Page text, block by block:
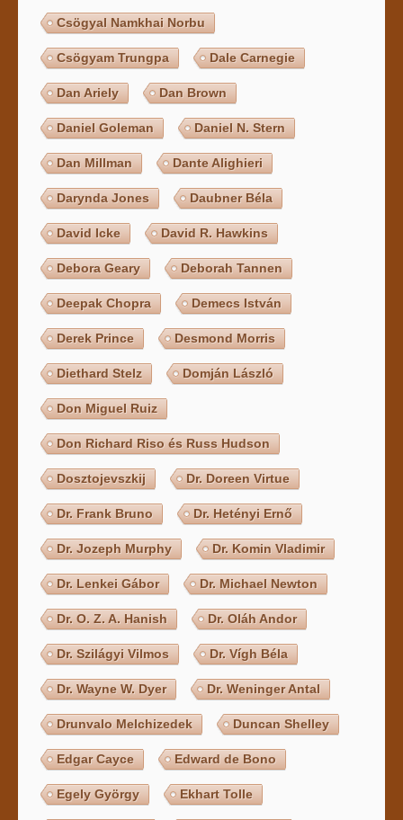
Csögyal Namkhai Norbu
Csögyam Trungpa Dale Carnegie
Dan Ariely Dan Brown
Daniel Goleman Daniel N. Stern
Dan Millman Dante Alighieri
Darynda Jones Daubner Béla
David Icke David R. Hawkins
Debora Geary Deborah Tannen
Deepak Chopra Demecs István
Derek Prince Desmond Morris
Diethard Stelz Domján László
Don Miguel Ruiz
Don Richard Riso és Russ Hudson
Dosztojevszkij Dr. Doreen Virtue
Dr. Frank Bruno Dr. Hetényi Ernő
Dr. Jozeph Murphy Dr. Komin Vladimir
Dr. Lenkei Gábor Dr. Michael Newton
Dr. O. Z. A. Hanish Dr. Oláh Andor
Dr. Szilágyi Vilmos Dr. Vígh Béla
Dr. Wayne W. Dyer Dr. Weninger Antal
Drunvalo Melchizedek Duncan Shelley
Edgar Cayce Edward de Bono
Egely György Ekhart Tolle